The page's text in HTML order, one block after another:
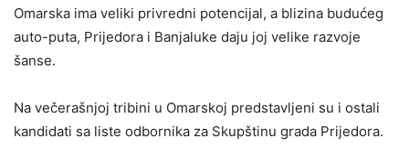
Omarska ima veliki privredni potencijal, a blizina budućeg
auto-puta, Prijedora i Banjaluke daju joj velike razvoje
šanse.
Na večerašnjoj tribini u Omarskoj predstavljeni su i ostali
kandidati sa liste odbornika za Skupštinu grada Prijedora.